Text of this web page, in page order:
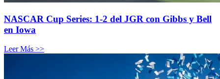
NASCAR Cup Series: 1-2 del JGR con Gibbs y Bell
en Iowa
Leer Más >>